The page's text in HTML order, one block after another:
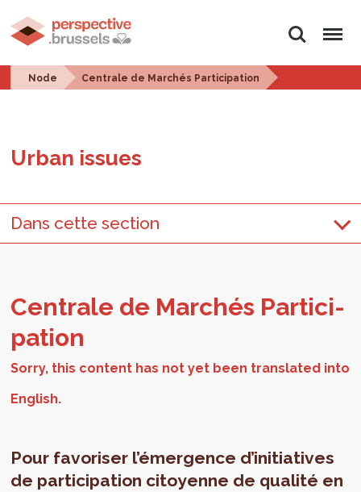
Search Menu
Node Centrale de Marchés Participation
Urban is­sues
Dans cette section
Cen­trale de Marchés Par­tic­i­
pa­tion
Pour favoriser l’émergence d’initiatives
de participation citoyenne de qualité en